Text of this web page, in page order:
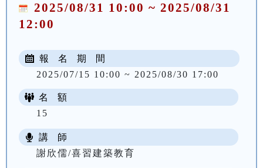
2025/08/31 10:00 ~ 2025/08/31
12:00
報 名 期 間
2025/07/15 10:00 ~ 2025/08/30 17:00
名 額
15
講 師
謝欣儒/喜習建築教育